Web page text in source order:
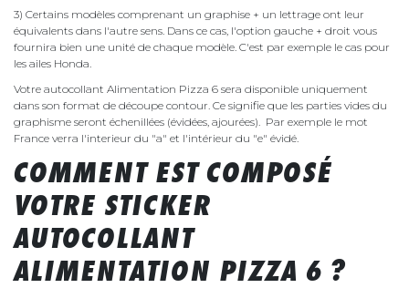
3) Certains modèles comprenant un graphise + un lettrage ont leur
équivalents dans l'autre sens. Dans ce cas, l'option gauche + droit vous
fournira bien une unité de chaque modèle. C'est par exemple le cas pour
les ailes Honda.
Votre autocollant Alimentation Pizza 6 sera disponible uniquement
dans son format de découpe contour. Ce signifie que les parties vides du
graphisme seront échenillées (évidées, ajourées). Par exemple le mot
France verra l'interieur du "a" et l'intérieur du "e" évidé.
COMMENT EST COMPOSÉ
VOTRE STICKER
AUTOCOLLANT
ALIMENTATION PIZZA 6 ?